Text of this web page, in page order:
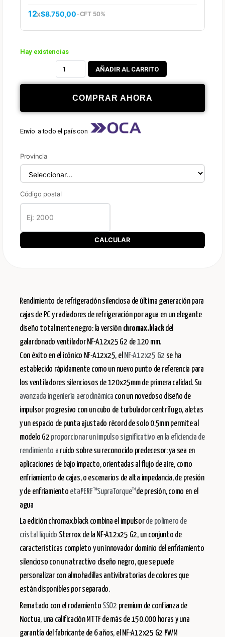
12x$8.750,00-CFT 50%
Hay existencias
AÑADIR AL CARRITO
COMPRAR AHORA
Envío a todo el país con
Provincia
Código postal
CALCULAR
Rendimiento de refrigeración silenciosa de última generación para
cajas de PC y radiadores de refrigeración por agua en un elegante
diseño totalmente negro: la versión chromax.blackdel
galardonado ventilador NF-A12x25 G2 de 120 mm.
Con éxito en el icónico NF-A12x25, el NF-A12x25 G2 se ha
establecido rápidamente como un nuevo punto de referencia para
los ventiladores silenciosos de 120x25mm de primera calidad. Su
avanzada ingeniería aerodinámica con un novedoso diseño de
impulsor progresivo con un cubo de turbulador centrífugo, aletas
y un espacio de punta ajustado récord de solo 0.5mm permite al
modelo G2 proporcionar un impulso significativo en la eficiencia de
rendimiento a ruido sobre su reconocido predecesor: ya sea en
aplicaciones de bajo impacto, orientadas al flujo de aire, como
enfriamiento de cajas, o escenarios de alta impedancia, de presión
y de enfriamiento etaPERF™SupraTorque™de presión, como en el
agua
La edición chromax.black combina el impulsorde polímero de
cristal líquido Sterrox de la NF-A12x25 G2, un conjunto de
características completo y un innovador dominio del enfriamiento
silencioso con un atractivo diseño negro, que se puede
personalizar con almohadillas antivibratorias de colores que
están disponibles por separado.
Rematado con el rodamiento SSO2 premium de confianza de
Noctua, una calificación MTTF de más de 150.000 horas y una
garantía del fabricante de 6 años, el NF-A12x25 G2 PWM